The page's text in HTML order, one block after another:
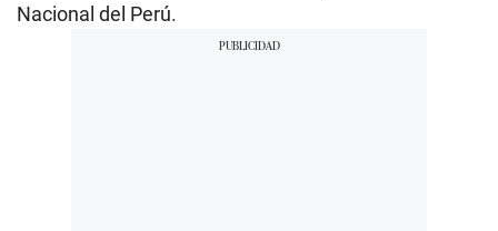
Nacional del Perú.